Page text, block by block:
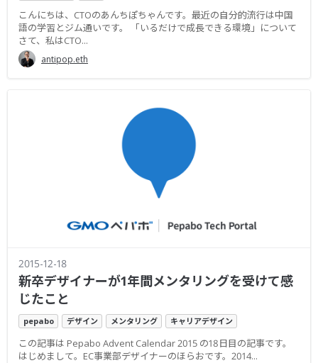
こんにちは、CTOのあんちぽちゃんです。最近の自分的流行は中国
語の学習とジム通いです。 「いるだけで成長できる環境」について
さて、私はCTO...
antipop.eth
2015-12-18
新卒デザイナーが1年間メンタリングを受けて感
じたこと
pepabo デザイン メンタリング キャリアデザイン
この記事は Pepabo Advent Calendar 2015 の18日目の記事です。
はじめまして。EC事業部デザイナーのほらおです。2014...